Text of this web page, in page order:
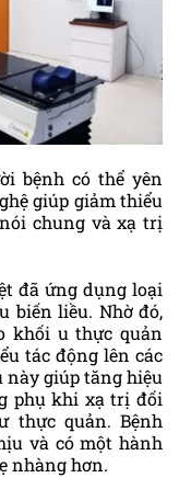
bệnh có thể yên
giúp giảm thiểu
chung và xạ trị
đã ứng dụng loại
biến liều. Nhờ đó,
khối u thực quản
tác động lên các
này giúp tăng hiệu
phụ khi xạ trị đối
thực quản. Bệnh
và có một hành
nhàng hơn.